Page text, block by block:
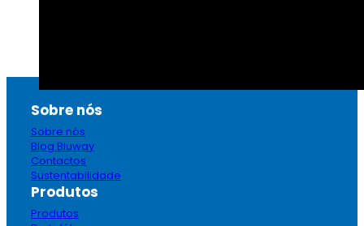
Sobre nós
Sobre nós
Blog Bluway
Contactos
Sustentabilidade
Produtos
Produtos